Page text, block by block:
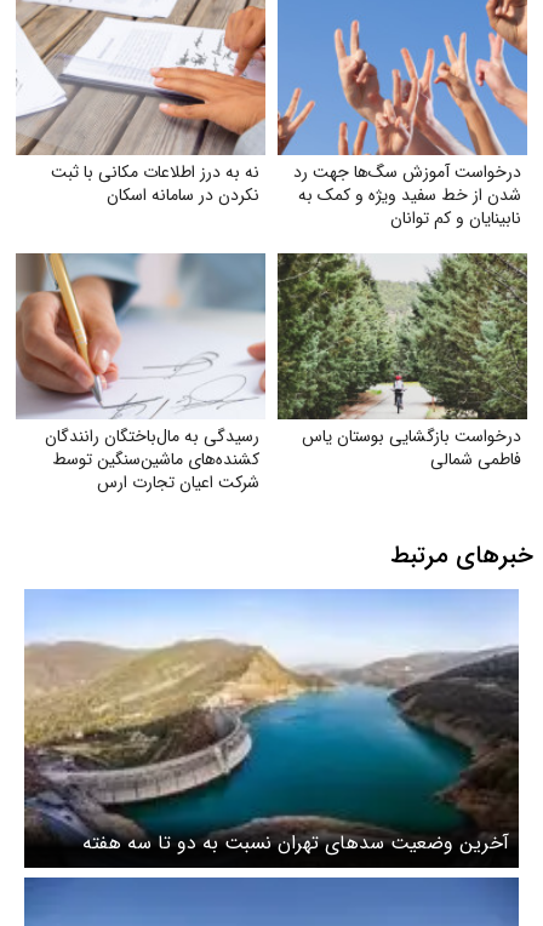
درخواست آموزش سگ‌ها جهت رد
شدن از خط سفید ویژه و کمک به
نابینایان و کم توانان
نه به درز اطلاعات مکانی با ثبت
نکردن در سامانه اسکان
درخواست بازگشایی بوستان یاس
فاطمی شمالی
رسیدگی به مال‌باختگان رانندگان
کشنده‌های ماشین‌سنگین توسط
شرکت اعیان تجارت ارس
خبرهای مرتبط
آخرین وضعیت سدهای تهران نسبت به دو تا سه هفته
پیش/ تهرانی‌ها ۱۵ درصد صرفه‌جویی کنند